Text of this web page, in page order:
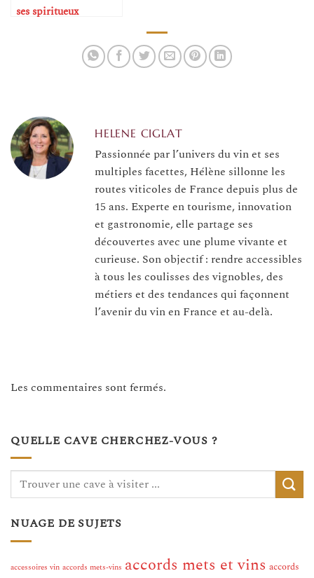
ses spiritueux
HELENE CIGLAT
Passionnée par l’univers du vin et ses
multiples facettes, Hélène sillonne les
routes viticoles de France depuis plus de
15 ans. Experte en tourisme, innovation
et gastronomie, elle partage ses
découvertes avec une plume vivante et
curieuse. Son objectif : rendre accessibles
à tous les coulisses des vignobles, des
métiers et des tendances qui façonnent
l’avenir du vin en France et au-delà.
Les commentaires sont fermés.
QUELLE CAVE CHERCHEZ-VOUS ?
NUAGE DE SUJETS
accessoires vin accords mets-vins accords mets et vins accords